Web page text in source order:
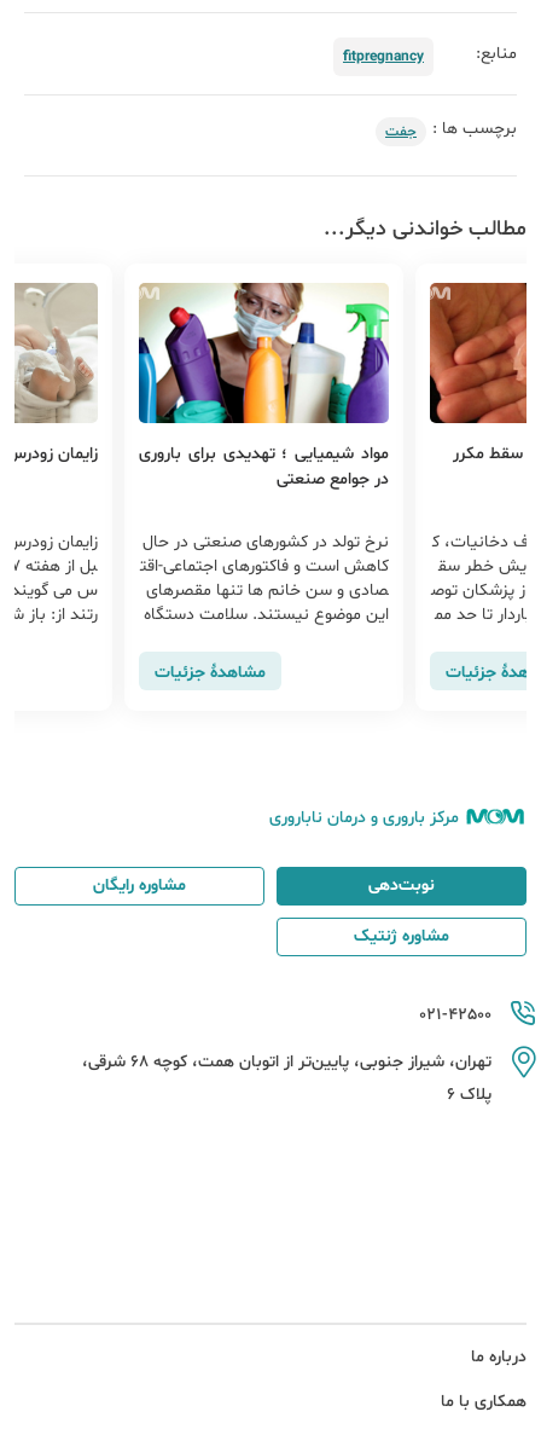
منابع: fitpregnancy
برچسب ها : جفت
مطالب خواندنی دیگر...
سقط مکرر
دخانیات، ک
خطر سق
پزشکان توص
تا حد مم
جزئیات
مواد شیمیایی ؛ تهدیدی برای باروری
در جوامع صنعتی
نرخ تولد در کشورهای صنعتی در حال
کاهش است و فاکتورهای اجتماعی-اقت
صادی و سن خانم ها تنها مقصرهای
این موضوع نیستند. سلامت دستگاه
مشاهدهٔ جزئیات
زایمان
زایمان
س می گویند
رتند از: باز
مرکز باروری و درمان ناباروری
درباره ما
همکاری با ما
021-42500
تهران، شیراز جنوبی، پایین‌تر از اتوبان همت، کوچه 68 شرقی،
پلاک 6
نوبت‌دهی مشاوره رایگان
مشاوره ژنتیک